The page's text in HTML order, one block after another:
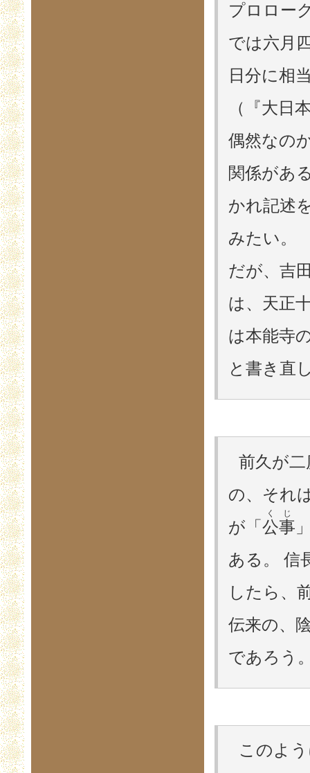
プロロー
では六月
日分に相
（『大日
偶然なの
関係があ
かれ記述
みたい。
だが、吉
は、天正
は本能寺
と書き直
前久が
の、それ
が「 公事
くじ
ある。 信
したら、
伝来の、
であろう
このよ